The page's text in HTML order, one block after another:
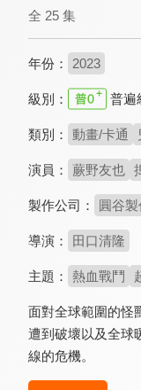
全 25 集
年份： 2023
級別： 普遍
類別： 動畫/卡通
演員： 蕨野友也
製作公司： 圓谷
導演： 田口清隆
主題： 熱血戰鬥
面對全球範圍的怪
遭到破壞以及全球
線的危機。